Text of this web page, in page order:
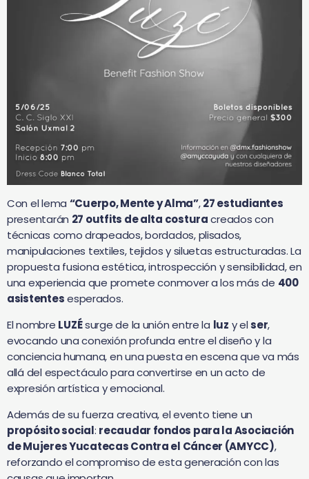
Con el lema “Cuerpo, Mente y Alma”,27 estudiantes
presentarán 27 outfits de alta costuracreados con
técnicas como drapeados, bordados, plisados,
manipulaciones textiles, tejidos y siluetas estructuradas. La
propuesta fusiona estética, introspección y sensibilidad, en
una experiencia que promete conmover a los más de 400
asistentesesperados.
El nombre LUZÉsurge de la unión entre la luz y elser,
evocando una conexión profunda entre el diseño y la
conciencia humana, en una puesta en escena que va más
allá del espectáculo para convertirse en un acto de
expresión artística y emocional.
Además de su fuerza creativa, el evento tiene un
propósito social: recaudar fondos para la Asociación
de Mujeres Yucatecas Contra el Cáncer (AMYCC),
reforzando el compromiso de esta generación con las